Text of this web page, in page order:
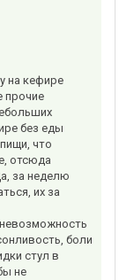
на кефире
прочие
без еды
что
отсюда
за неделю
их за
боли
стул в
не